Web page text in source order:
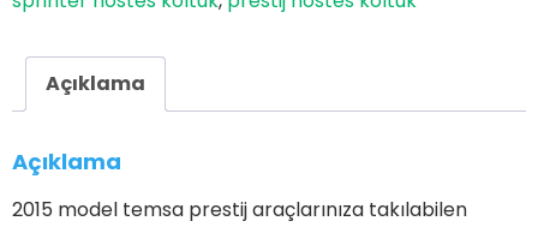
Açıklama
Açıklama
2015 model temsa prestij araçlarınıza takılabilen